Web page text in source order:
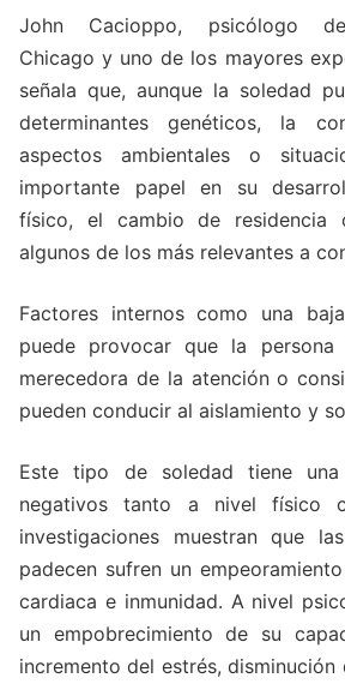
John Cacioppo, psicólogo
Chicago y uno de los mayores
señala que, aunque la soledad
determinantes genéticos, la
aspectos ambientales o
importante papel en su
físico, el cambio de
algunos de los más relevantes a
Factores internos como una
puede provocar que la
merecedora de la atención o
pueden conducir al aislamiento y
Este tipo de soledad tiene
negativos tanto a nivel físico
investigaciones muestran que
padecen sufren un
cardiaca e inmunidad. A nivel
un empobrecimiento de su
incremento del estrés,